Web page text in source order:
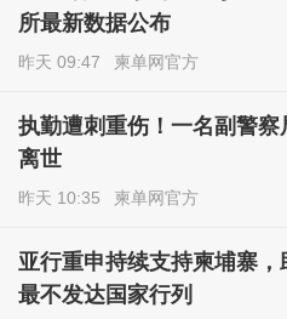
所最新数据公布
昨天 09:47 柬单网官方
执勤遭刺重伤！一名副警察
离世
昨天 10:35 柬单网官方
亚行重申持续支持柬埔寨，
最不发达国家行列